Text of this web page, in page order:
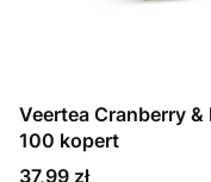
Veertea Cranberry
100 kopert
Cena
37,99 zł